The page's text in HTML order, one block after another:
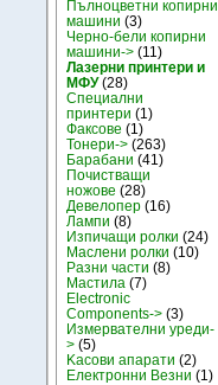
Пълноцветни копирни
машини (3)
Черно-бели копирни
машини-> (11)
Лазерни принтери и
МФУ(28)
Специални
принтери (1)
Факсове (1)
Тонери-> (263)
Барабани (41)
Почистващи
ножове (28)
Девелопер (16)
Лампи (8)
Изпичащи ролки (24)
Маслени ролки (10)
Разни части (8)
Мастила (7)
Electronic
Components-> (3)
Измервателни уреди-
> (5)
Kасови апарати (2)
Електронни Везни (1)